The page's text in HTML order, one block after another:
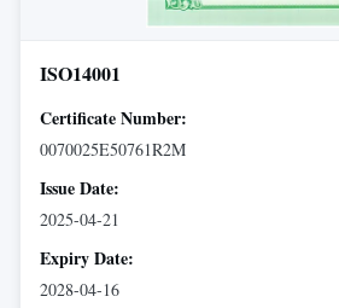
ISO14001
Certificate Number:
0070025E50761R2M
Issue Date:
2025-04-21
Expiry Date:
2028-04-16